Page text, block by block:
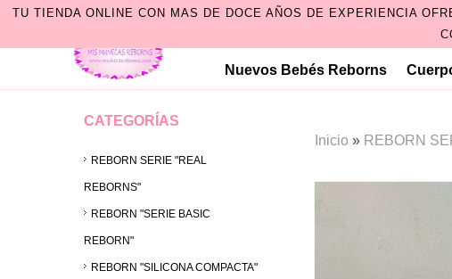
TU TIENDA ONLINE CON MAS DE DOCE AÑOS DE EXPERIENCIA
Nuevos Bebés Reborns
CATEGORÍAS
REBORN SERIE "REAL
REBORNS"
REBORN "SERIE BASIC
REBORN"
REBORN "SILICONA COMPACTA"
Inicio » REBORN